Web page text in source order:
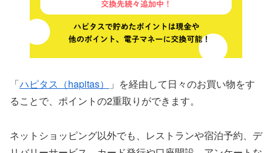
「ハピタス（hapitas）
」を経由して日々のお買い物をす
ることで、ポイントの2重取りができます。
ネットショッピング以外でも、レストランや宿泊予約、デ